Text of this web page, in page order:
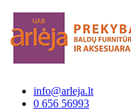
info@arleja.lt
0 656 56993